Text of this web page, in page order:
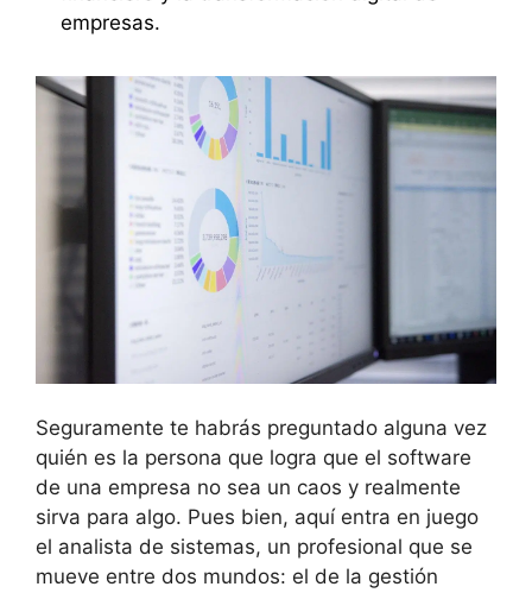
empresas.
Seguramente te habrás preguntado alguna vez
quién es la persona que logra que el software
de una empresa no sea un caos y realmente
sirva para algo. Pues bien, aquí entra en juego
el analista de sistemas, un profesional que se
mueve entre dos mundos: el de la gestión